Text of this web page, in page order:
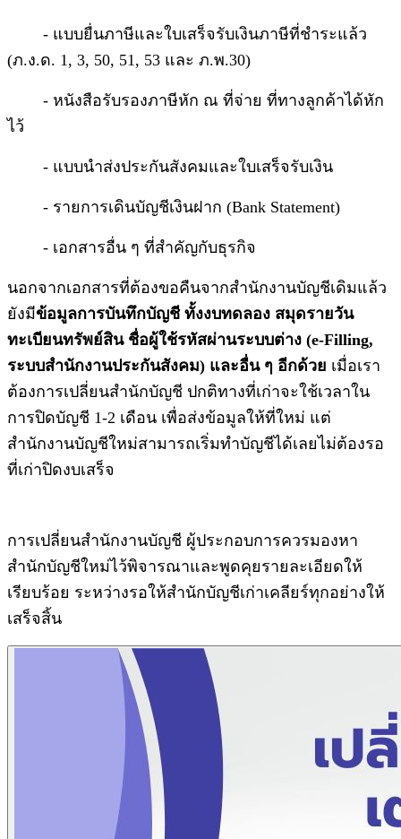
- แบบยื่นภาษีและใบเสร็จรับเงินภาษีที่ชำระแล้ว
(ภ.ง.ด. 1, 3, 50, 51, 53 และ ภ.พ.30)
- หนังสือรับรองภาษีหัก ณ ที่จ่าย ที่ทางลูกค้าได้หัก
ไว้
- แบบนำส่งประกันสังคมและใบเสร็จรับเงิน
- รายการเดินบัญชีเงินฝาก (Bank Statement)
- เอกสารอื่น ๆ ที่สำคัญกับธุรกิจ
นอกจากเอกสารที่ต้องขอคืนจากสำนักงานบัญชีเดิมแล้ว
ยังมีข้อมูลการบันทึกบัญชี ทั้งงบทดลอง สมุดรายวัน
ทะเบียนทรัพย์สิน ชื่อผู้ใช้รหัสผ่านระบบต่าง (e-Filling,
ระบบสำนักงานประกันสังคม) และอื่น ๆ อีกด้วย เมื่อเรา
ต้องการเปลี่ยนสำนักบัญชี ปกติทางที่เก่าจะใช้เวลาใน
การปิดบัญชี 1-2 เดือน เพื่อส่งข้อมูลให้ที่ใหม่ แต่
สำนักงานบัญชีใหม่สามารถเริ่มทำบัญชีได้เลยไม่ต้องรอ
ที่เก่าปิดงบเสร็จ
การเปลี่ยนสำนักงานบัญชี ผู้ประกอบการควรมองหา
สำนักบัญชีใหม่ไว้พิจารณาและพูดคุยรายละเอียดให้
เรียบร้อย ระหว่างรอให้สำนักบัญชีเก่าเคลียร์ทุกอย่างให้
เสร็จสิ้น